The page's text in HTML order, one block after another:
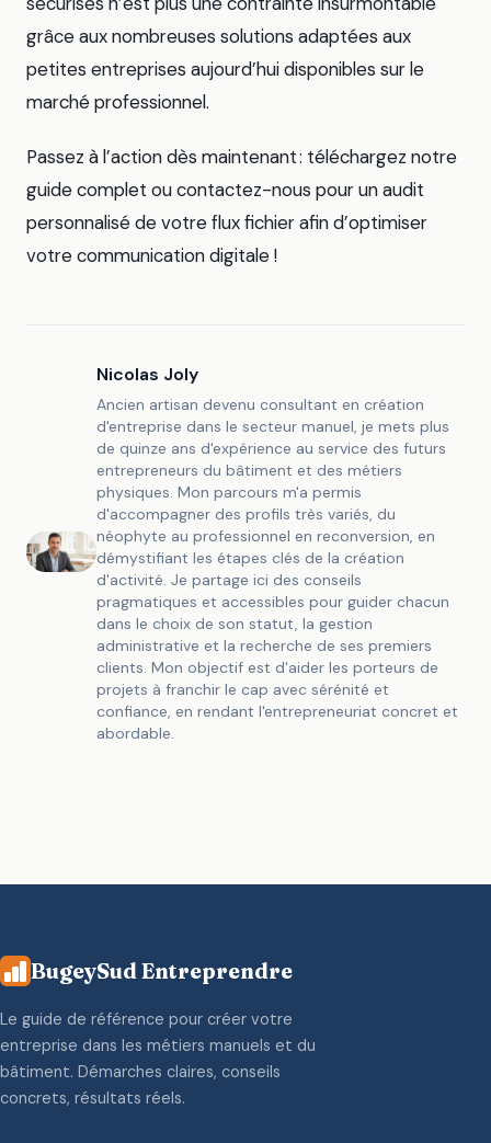
grâce aux nombreuses solutions adaptées aux
petites entreprises aujourd’hui disponibles sur le
marché professionnel.
Passez à l’action dès maintenant : téléchargez notre
guide complet ou contactez-nous pour un audit
personnalisé de votre flux fichier afin d’optimiser
votre communication digitale !
Nicolas Joly
Ancien artisan devenu consultant en création
d'entreprise dans le secteur manuel, je mets plus
de quinze ans d'expérience au service des futurs
entrepreneurs du bâtiment et des métiers
physiques. Mon parcours m'a permis
d'accompagner des profils très variés, du
néophyte au professionnel en reconversion, en
démystifiant les étapes clés de la création
d'activité. Je partage ici des conseils
pragmatiques et accessibles pour guider chacun
dans le choix de son statut, la gestion
administrative et la recherche de ses premiers
clients. Mon objectif est d'aider les porteurs de
projets à franchir le cap avec sérénité et
confiance, en rendant l'entrepreneuriat concret et
abordable.
BugeySud Entreprendre
Le guide de référence pour créer votre
entreprise dans les métiers manuels et du
bâtiment. Démarches claires, conseils
concrets, résultats réels.